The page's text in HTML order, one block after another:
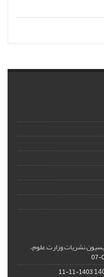
نشریات وزارت علوم،
1403-11-11